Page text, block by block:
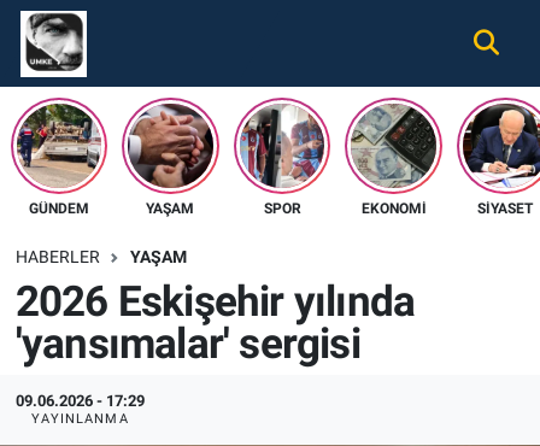
GÜNDEM YAŞAM SPOR EKONOMI SIYASET
HABERLER YAŞAM
2026 Eskişehir yılında
'yansımalar' sergisi
09.06.2026 - 17:29
YAYINLANMA
Gündem
Ekonomi
Spor
Tüm Haberler
İletişim
Nöbetçi Eczaneler
Hava Durumu
Namaz Vakitleri
Süper Lig Puan Durumu ve Fikstür
Tüm Manşetler